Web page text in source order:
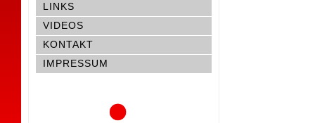
LINKS
VIDEOS
KONTAKT
IMPRESSUM